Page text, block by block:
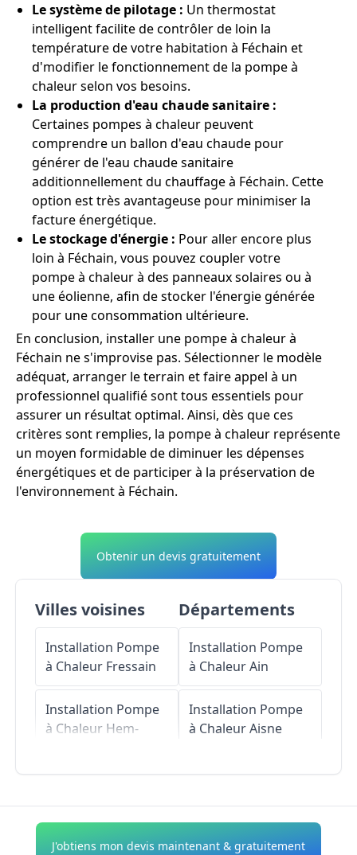
Le système de pilotage : Un thermostat
intelligent facilite de contrôler de loin la
température de votre habitation à Féchain et
d'modifier le fonctionnement de la pompe à
chaleur selon vos besoins.
La production d'eau chaude sanitaire :
Certaines pompes à chaleur peuvent
comprendre un ballon d'eau chaude pour
générer de l'eau chaude sanitaire
additionnellement du chauffage à Féchain. Cette
option est très avantageuse pour minimiser la
facture énergétique.
Le stockage d'énergie : Pour aller encore plus
loin à Féchain, vous pouvez coupler votre
pompe à chaleur à des panneaux solaires ou à
une éolienne, afin de stocker l'énergie générée
pour une consommation ultérieure.
En conclusion, installer une pompe à chaleur à
Féchain ne s'improvise pas. Sélectionner le modèle
adéquat, arranger le terrain et faire appel à un
professionnel qualifié sont tous essentiels pour
assurer un résultat optimal. Ainsi, dès que ces
critères sont remplies, la pompe à chaleur représente
un moyen formidable de diminuer les dépenses
énergétiques et de participer à la préservation de
l'environnement à Féchain.
Obtenir un devis gratuitement
Villes voisines
Installation Pompe
à Chaleur Fressain
Installation Pompe
à Chaleur Hem-
à ChaleurFressies
Départements
Installation Pompe
à ChaleurAin
Installation Pompe
à ChaleurAisne
Installation Pompe
J'obtiens mon devis maintenant & gratuitement